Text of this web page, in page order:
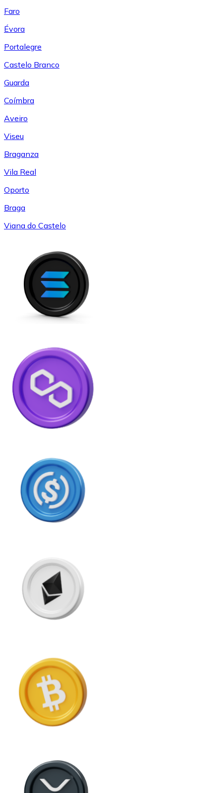
Faro
Évora
Portalegre
Castelo Branco
Guarda
Coímbra
Aveiro
Viseu
Braganza
Vila Real
Oporto
Braga
Viana do Castelo